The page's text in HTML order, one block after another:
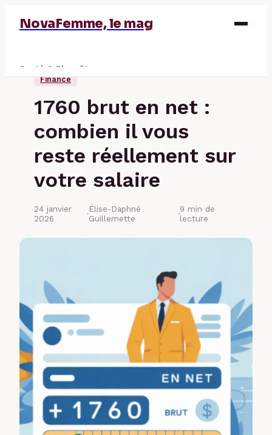
NovaFemme, le mag
Santé & Bien-être
Finance
1760 brut en net :
combien il vous
reste réellement sur
votre salaire
24 janvier
2026
·Élise-Daphné
Guillemette
·9 min de
lecture